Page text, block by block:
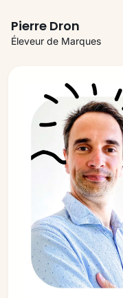
Pierre Dron
Éleveur de Marques